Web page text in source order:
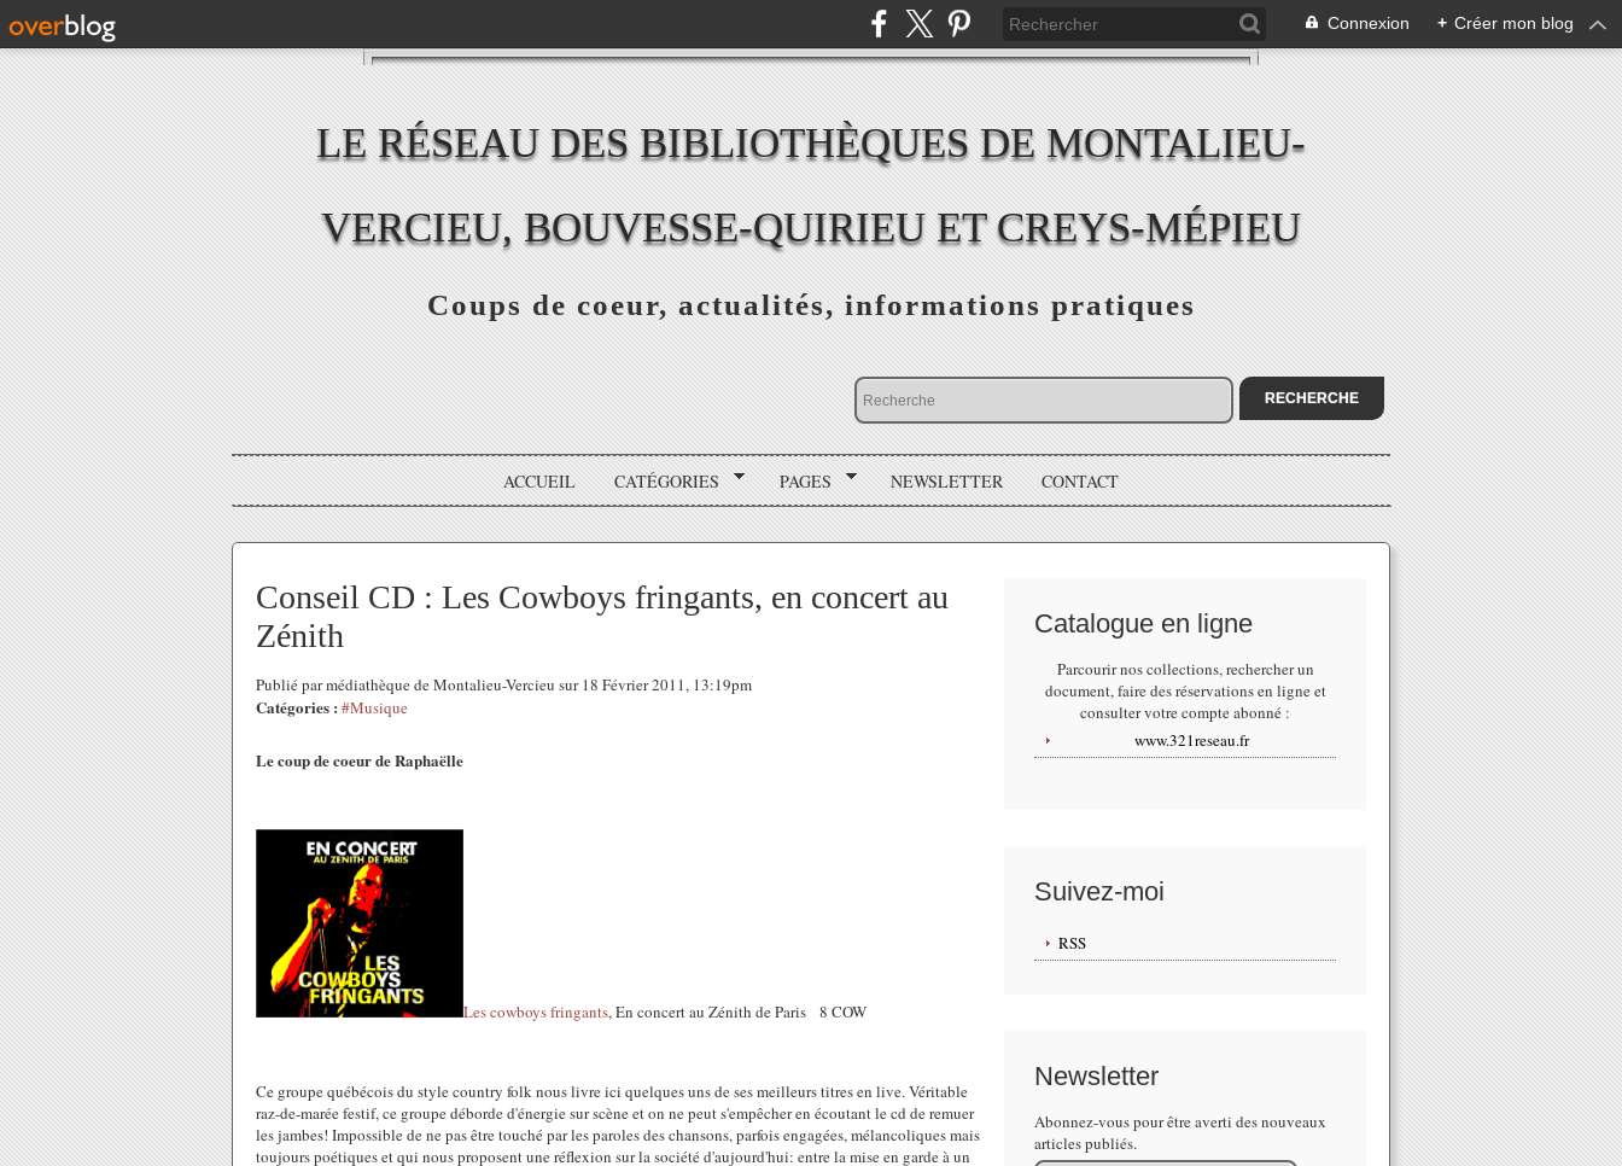
Connexion + Créer mon blog
LE RÉSEAU DES BIBLIOTHÈQUES DE MONTALIEU-
VERCIEU, BOUVESSE-QUIRIEU ET CREYS-MÉPIEU
Coups de coeur, actualités, informations pratiques
ACCUEIL CATÉGORIES PAGES NEWSLETTER CONTACT
Conseil CD : Les Cowboys fringants, en concert au
Zénith
Publié par médiathèque de Montalieu-Vercieu sur 18 Février 2011, 13:19pm
Catégories : #Musique
Le coup de coeur de Raphaëlle
Les cowboys fringants, En concert au Zénith de Paris 8 COW
Ce groupe québécois du style country folk nous livre ici quelques uns de ses meilleurs titres en live. Véritable
raz-de-marée festif, ce groupe déborde d'énergie sur scène et on ne peut s'empêcher en écoutant le cd de remuer
les jambes! Impossible de ne pas être touché par les paroles des chansons, parfois engagées, mélancoliques mais
toujours poétiques et qui nous proposent une réflexion sur la société d'aujourd'hui: entre la mise en garde à un
Catalogue en ligne
Parcourir nos collections,rechercher un
document, faire des réservations en ligne et
consulter votre compte abonné :
www.321reseau.fr
Suivez-moi
RSS
Newsletter
Abonnez-vous pour être averti des nouveaux
articles publiés.